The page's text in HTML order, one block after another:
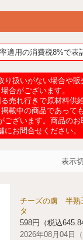
み
こと
ことトップ
法
り
ィングスの重点課題
本方針
制
集 物件
ネットショ
適用の消費税8%で表
り扱いがない場合や
場合がございます。
売れ行きで原材料供
載中の商品であっても
ざいます。商品のお
にお問合せください。
表示
チーズの虜 半熟
タ
598円（税込
2026年08月04日